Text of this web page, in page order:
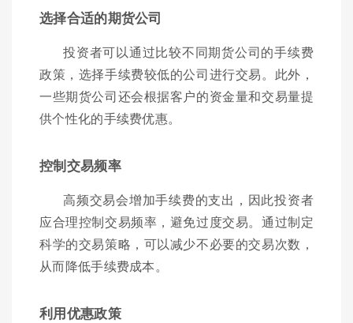
选择合适的期货公司
投资者可以通过比较不同期货公司的手续费
政策，选择手续费较低的公司进行交易。此外，
一些期货公司还会根据客户的资金量和交易量提
供个性化的手续费优惠。
控制交易频率
高频交易会增加手续费的支出，因此投资者
应合理控制交易频率，避免过度交易。通过制定
科学的交易策略，可以减少不必要的交易次数，
从而降低手续费成本。
利用优惠政策